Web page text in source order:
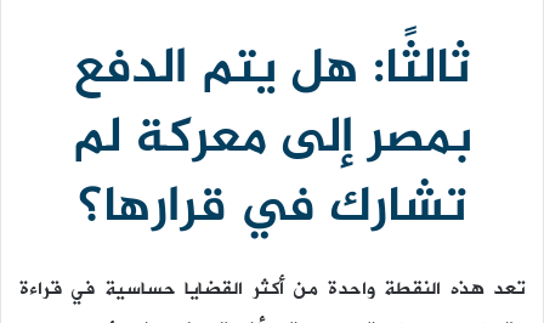
ثالثًا: هل يتم الدفع
بمصر إلى معركة لم
تشارك في قرارها؟
تعد هذه النقطة واحدة من أكثر القضايا حساسية في قراءة